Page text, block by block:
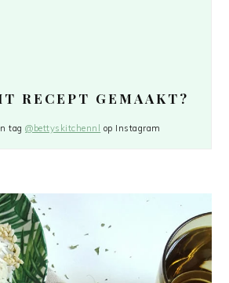
RECEPT GEMAAKT?
tag@bettyskitchennl op Instagram